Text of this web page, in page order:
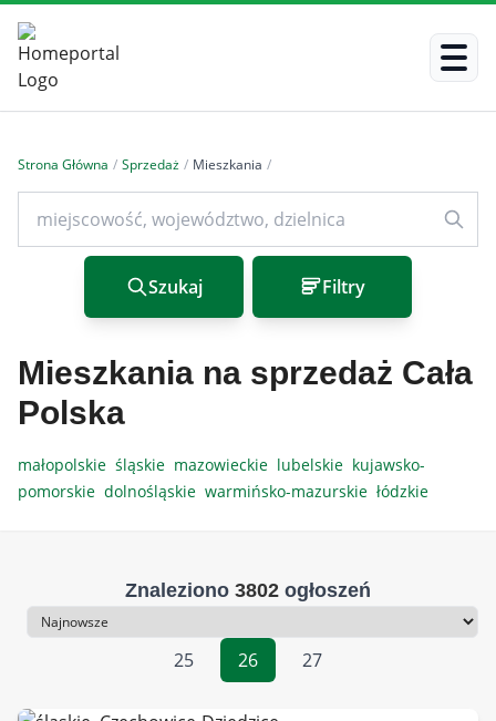
Strona Główna / Sprzedaż / Mieszkania /
Szukaj Filtry
Mieszkania na sprzedaż Cała
Polska
małopolskie śląskie mazowieckie lubelskie kujawsko-
pomorskie dolnośląskie warmińsko-mazurskie łódzkie
Znaleziono 3802 ogłoszeń
Sortowanie
25
26 27